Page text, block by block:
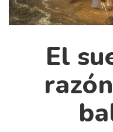
Cómics
Críticas
Diccionario portátil de
Documentos
El